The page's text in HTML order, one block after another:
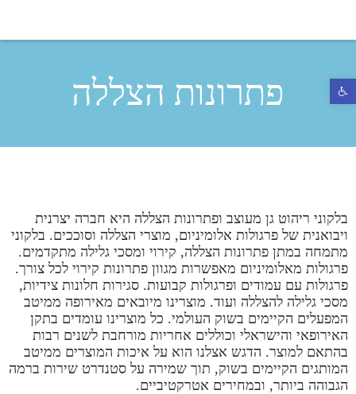
פתרונות הצללה
בלקוני ריהוט גן מעוצב ופתרונות הצללה היא חברה יצרנית
ויבואנית של פרגולות אלומיניום, מוצרי הצללה וסוככים. בלקוני
מתמחה במתן פתרונות הצללה, קירוי ומסכי גלילה מתקדמים.
פרגולות מאלומיניום מאפשרות מגוון פתרונות קירוי לכל צורך.
פרגולות עם עמודים ופרגולות קבועות. סגירות חלונות צידיות,
מסכי גלילה להצללה ועוד. מוצרינו מיובאים מאירופה ממיטב
המפעלים הקיימים בשוק העולמי. כל מוצרינו עומדים בתקן
האירופאי והישראלי וכוללים אחריות מורחבת לשנים רבות
בהתאם למוצר. הדגש אצלנו הוא על איכות המוצרים ממיטב
המותגים הקיימים בשוק, תוך שמירה על סטנדרט שירות ברמה
הגבוהה ביותר, ובמחירים אטרקטיביים.
פתח סרגל נגישות